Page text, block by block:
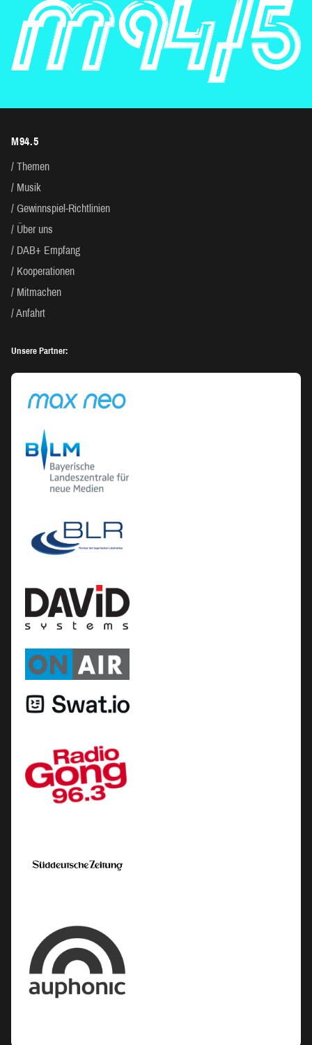
M94.5
Themen
Musik
Gewinnspiel-Richtlinien
Über uns
DAB+ Empfang
Kooperationen
Mitmachen
Anfahrt
Unsere Partner: